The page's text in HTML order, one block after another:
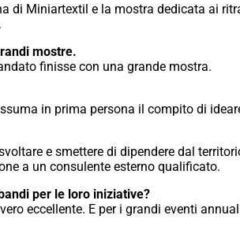
di Miniartextil e la mostra dedicata ai
mostre.
finisse con una grande mostra.
in prima persona il compito di
e smettere di dipendere dal
a un consulente esterno qualificato.
per le loro iniziative?
eccellente. E per i grandi eventi